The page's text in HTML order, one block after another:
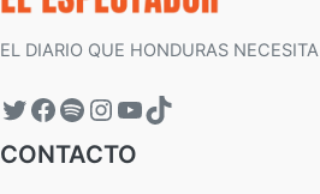
EL DIARIO QUE HONDURAS NECESITA
CONTACTO